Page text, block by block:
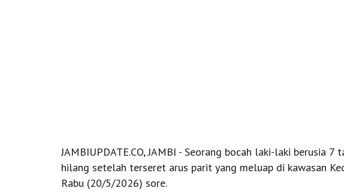
JAMBIUPDATE.CO, JAMBI - Seorang bocah laki-laki berusia
hilang setelah terseret arus parit yang meluap di kawasan
Rabu (20/5/2026) sore.